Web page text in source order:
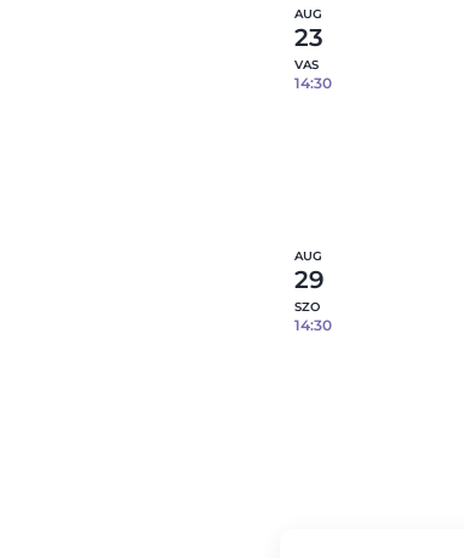
AUG
23
VAS
14:30
AUG
29
SZO
14:30